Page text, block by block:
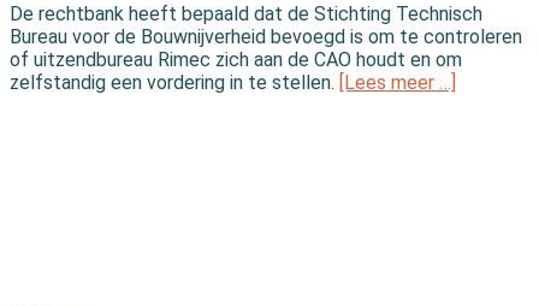
De rechtbank heeft bepaald dat de Stichting Technisch
Bureau voor de Bouwnijverheid bevoegd is om te controleren
of uitzendbureau Rimec zich aan de CAO houdt en om
zelfstandig een vordering in te stellen. [Lees meer …]